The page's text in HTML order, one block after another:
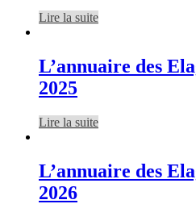
Lire la suite
L’annuaire des
2025
Lire la suite
L’annuaire des
2026